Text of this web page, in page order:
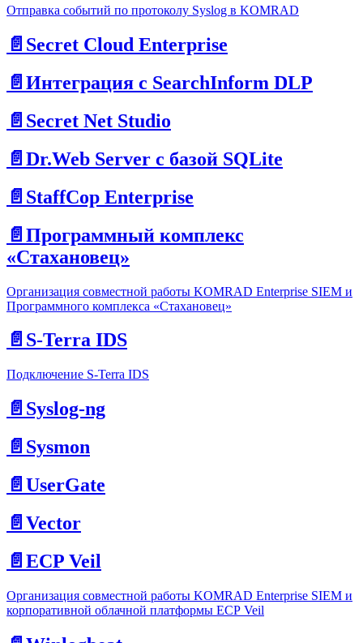
Отправка событий по протоколу Syslog в KOMRAD
📄️ Secret Cloud Enterprise
📄️ Интеграция с SearchInform DLP
📄️ Secret Net Studio
📄️ Dr.Web Server с базой SQLite
📄️ StaffCop Enterprise
📄️ Программный комплекс
«Стахановец»
Организация совместной работы KOMRAD Enterprise SIEM и
Программного комплекса «Стахановец»
📄️ S-Terra IDS
Подключение S-Terra IDS
📄️ Syslog-ng
📄️ Sysmon
📄️ UserGate
📄️ Vector
📄️ ECP Veil
Организация совместной работы KOMRAD Enterprise SIEM и
корпоративной облачной платформы ЕСР Veil